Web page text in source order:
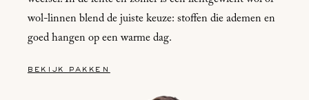
wol-linnen blend de juiste keuze: stoffen die ademen en
goed hangen op een warme dag.
bekijk pakken